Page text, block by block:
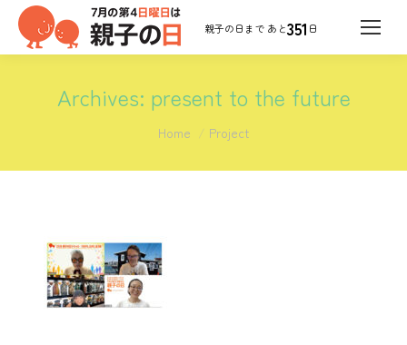
351 日
Archives: present to the future
You are here:
Home Project